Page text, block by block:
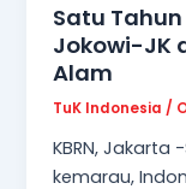
Satu
Jokowi-JK
Alam
TuK Indonesia/
KBRN,
kemarau,